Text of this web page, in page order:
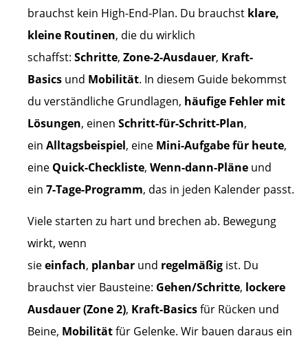
brauchst kein High-End-Plan. Du brauchst klare,
kleine Routinen, die du wirklich
schaffst: Schritte, Zone-2-Ausdauer, Kraft-
Basics und Mobilität. In diesem Guide bekommst
du verständliche Grundlagen, häufige Fehler mit
Lösungen, einen Schritt-für-Schritt-Plan,
ein Alltagsbeispiel, eine Mini-Aufgabe für heute,
eine Quick-Checkliste, Wenn-dann-Pläne und
ein 7-Tage-Programm, das in jeden Kalender passt.
Viele starten zu hart und brechen ab. Bewegung
wirkt, wenn
sieeinfach, planbar und regelmäßig ist. Du
brauchst vier Bausteine: Gehen/Schritte, lockere
Ausdauer (Zone 2), Kraft-Basicsfür Rücken und
Beine, Mobilitätfür Gelenke. Wir bauen daraus ein